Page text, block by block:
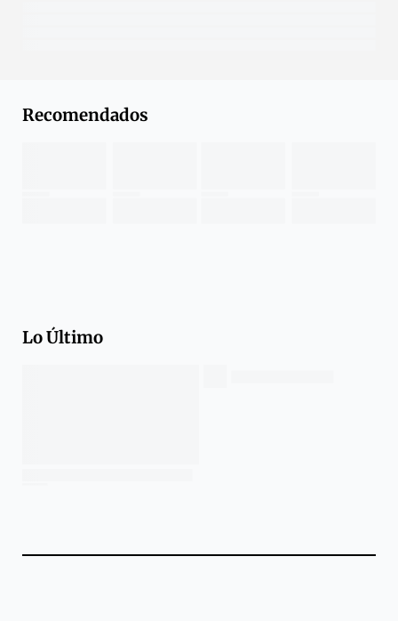
Recomendados
Lo Último